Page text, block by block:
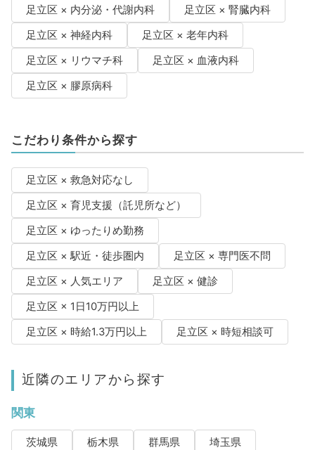
足立区 × 内分泌・代謝内科
足立区 × 腎臓内科
足立区 × 神経内科
足立区 × 老年内科
足立区 × リウマチ科
足立区 × 血液内科
足立区 × 膠原病科
こだわり条件から探す
足立区 × 救急対応なし
足立区 × 育児支援（託児所など）
足立区 × ゆったりめ勤務
足立区 × 駅近・徒歩圏内
足立区 × 専門医不問
足立区 × 人気エリア
足立区 × 健診
足立区 × 1日10万円以上
足立区 × 時給1.3万円以上
足立区 × 時短相談可
近隣のエリアから探す
関東
茨城県 栃木県 群馬県
埼玉県